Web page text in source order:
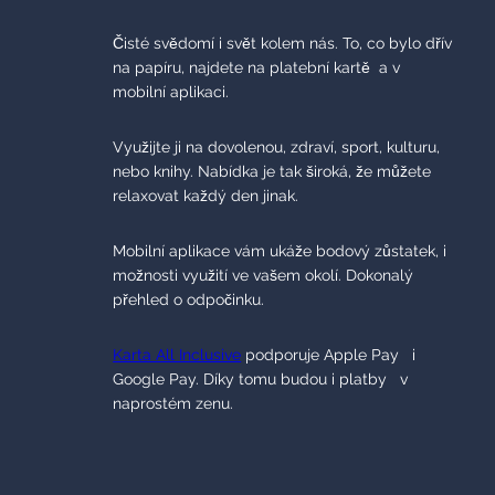
Čisté svědomí i svět kolem nás. To, co bylo dřív
na papíru, najdete na platební kartě a v
mobilní aplikaci.
Využijte ji na dovolenou, zdraví, sport, kulturu,
nebo knihy. Nabídka je tak široká, že můžete
relaxovat každý den jinak.
Mobilní aplikace vám ukáže bodový zůstatek, i
možnosti využití ve vašem okolí. Dokonalý
přehled o odpočinku.
Karta All Inclusive podporuje Apple Pay i
Google Pay. Díky tomu budou i platby v
naprostém zenu.